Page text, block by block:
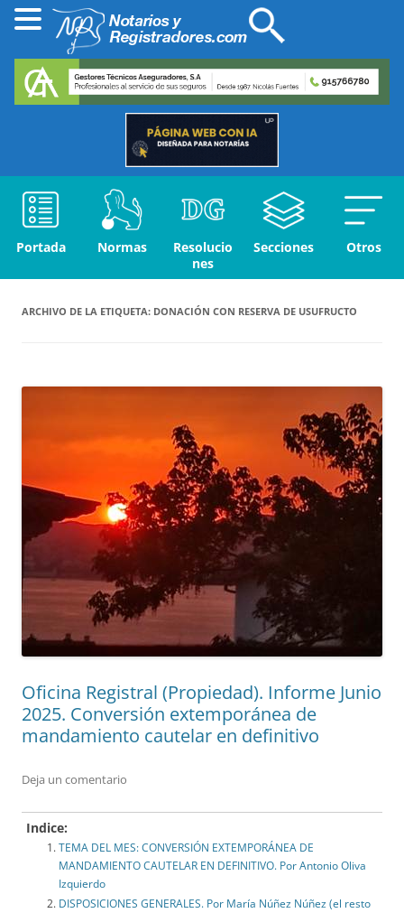
Portada Normas
Resolucio
nes
Secciones Otros
ARCHIVO DE LA ETIQUETA: DONACIÓN CON RESERVA DE USUFRUCTO
Oficina Registral (Propiedad). Informe Junio
2025. Conversión extemporánea de
mandamiento cautelar en definitivo
Deja un comentario
Indice:
TEMA DEL MES: CONVERSIÓN EXTEMPORÁNEA DE
MANDAMIENTO CAUTELAR EN DEFINITIVO. Por Antonio Oliva
Izquierdo
DISPOSICIONES GENERALES. Por María Núñez Núñez (el resto